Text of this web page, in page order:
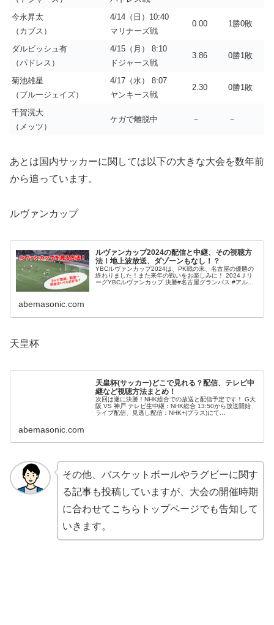
今永昇太
（カブス）
4/14（日）10:40
マリナーズ戦
0.00 1勝0敗
ダルビッシュ有
（パドレス）
4/15（月） 8:10
ドジャース戦
3.86 0勝1敗
菊池雄星
（ブルージェイズ）
4/17（水） 8:07
ヤンキース戦
2.30 0勝1敗
千賀滉大
（メッツ）
ケガで離脱中 － －
あとは国内サッカーに関しては以下の大きな大会を数年前
から追っています。
ルヴァンカップ
ルヴァンカップ2024の配信と中継、その視聴方
法！地上波放送、ダゾーンもなし！？
YBCルヴァンカップ2024は、PK戦の末、名古屋の優勝の
終わりました！また来年の戦いをお楽しみに！ 2024Ｊリ
ーグYBCルヴァンカップ 決勝#名古屋グランパス #アルビ
abemasonic.com
天皇杯
天皇杯(サッカー)どこで見れる？配信、テレビ中
継など視聴方法まとめ！
次回は遂に決勝！NHK総合での放送と配信予定です！ G大
阪 VS 神戸 テレビ生中継：NHK総合 13:50から放送開始
ライブ配信、見逃し配信：NHK+(プラス)にて
abemasonic.com
その他、バスケットボールやラグビーに関す
る記事も投稿していますが、大会の開催時期
に合わせてこちらトップページでも告知して
いきます。